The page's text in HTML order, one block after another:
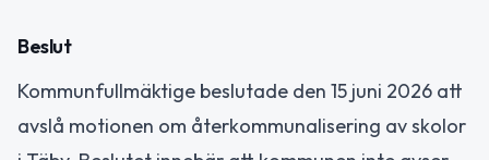
Beslut
Kommunfullmäktige beslutade den 15 juni 2026 att
avslå motionen om återkommunalisering av skolor